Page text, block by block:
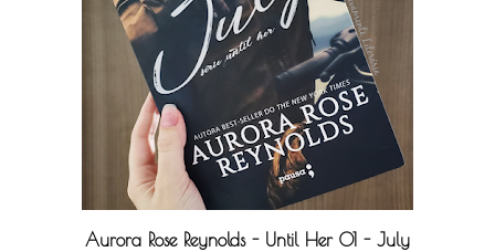
Aurora Rose Reynolds - Until Her 01 - July